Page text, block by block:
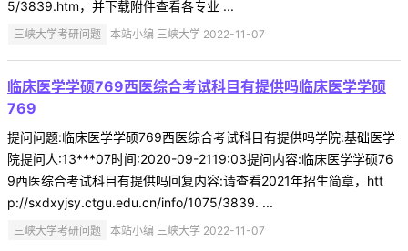
5/3839.htm，并下载附件查看各专业 ...
三峡大学考研问题 本站小编 三峡大学 2022-11-07
临床医学学硕769西医综合考试科目有提供吗临床医学学硕
769
提问问题:临床医学学硕769西医综合考试科目有提供吗学院:基础医学
院提问人:13***07时间:2020-09-2119:03提问内容:临床医学学硕76
9西医综合考试科目有提供吗回复内容:请查看2021年招生简章，htt
p://sxdxyjsy.ctgu.edu.cn/info/1075/3839. ...
三峡大学考研问题 本站小编 三峡大学 2022-11-07